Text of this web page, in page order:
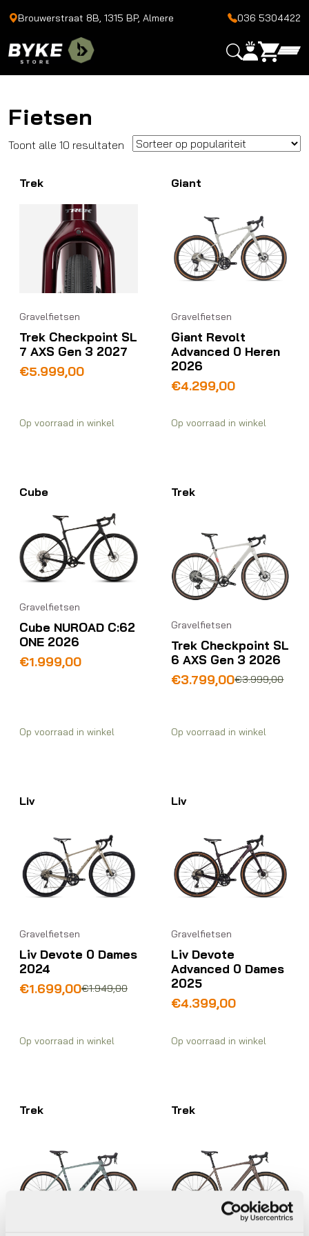
Brouwerstraat 8B, 1315 BP, Almere 036 5304422
Fietsen
Toont alle 10 resultaten Gesorteerd
populariteit
Trek
Gravelfietsen
Trek Checkpoint SL
7 AXS Gen 3 2027
€5.999,00
Op voorraad in winkel
Giant
Gravelfietsen
Giant Revolt
Advanced 0 Heren
2026
€4.299,00
Op voorraad in winkel
Cube
Gravelfietsen
Cube NUROAD C:62
ONE 2026
€1.999,00
Op voorraad in winkel
Trek
Gravelfietsen
Trek Checkpoint SL
6 AXS Gen 3 2026
€3.999,00
Oorspronkelijke
€3.799,00
Huidige
Op voorraad in winkel
Liv
Gravelfietsen
Liv Devote 0 Dames
2024
€1.949,00
Oorspronkelijke
€1.699,00
Huidige
Op voorraad in winkel
Liv
Gravelfietsen
Liv Devote
Advanced 0 Dames
2025
€4.399,00
Op voorraad in winkel
Trek Trek